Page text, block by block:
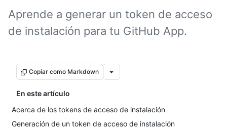
Aprende a generar un token de acceso
de instalación para tu GitHub App.
Copiar como Markdown
En este artículo
Acerca de los tokens de acceso de instalación
Generación de un token de acceso de instalación